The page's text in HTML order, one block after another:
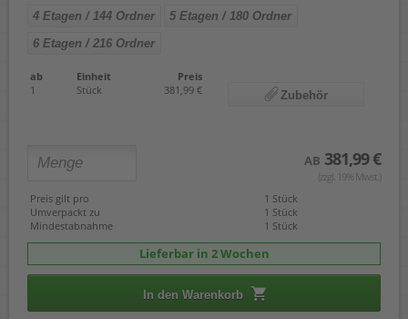
4 Etagen / 144 Ordner
5 Etagen / 180 Ordner
6 Etagen / 216 Ordner
ab Einheit
Preis
1
Stück 381,99 € Zubehör
AB 381,99 €
(zzgl. 19% Mwst.)
Preis gilt pro
1 Stück
Umverpackt zu
1 Stück
Mindestabnahme
1 Stück
Lieferbar in 2 Wochen
In den Warenkorb